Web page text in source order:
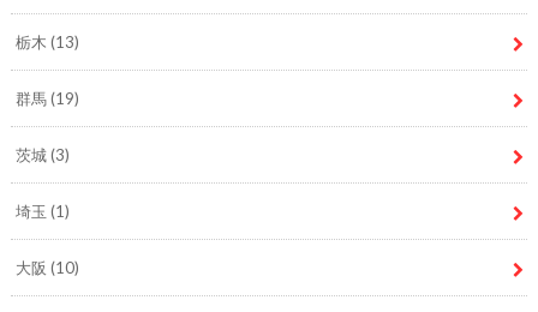
栃木 (13)
群馬(19)
茨城(3)
埼玉 (1)
大阪 (10)